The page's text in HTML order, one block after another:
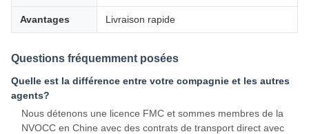
Avantages Livraison rapide
Questions fréquemment posées
Quelle est la différence entre votre compagnie et les autres
agents?
Nous détenons une licence FMC et sommes membres de la
NVOCC en Chine avec des contrats de transport direct avec